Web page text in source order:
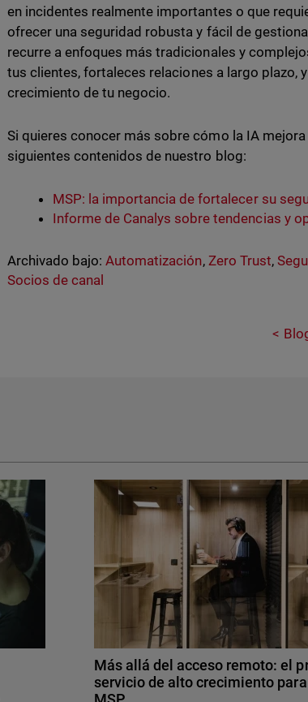
en incidentes realmente importantes o que
ofrecer una seguridad robusta y fácil de
recurre a enfoques más tradicionales y
tus clientes, fortaleces relaciones a largo plazo,
crecimiento de tu negocio.
Si quieres conocer más sobre cómo la IA
siguientes contenidos de nuestro blog:
MSP: la importancia de fortalecer su
Informe de Canalys sobre tendencias y
Archivado bajo: Automatización, Zero Trust,
Socios de canal
Más allá del acceso remoto: el
servicio de alto crecimiento